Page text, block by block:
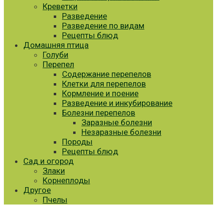
Креветки
Разведение
Разведение по видам
Рецепты блюд
Домашняя птица
Голуби
Перепел
Содержание перепелов
Клетки для перепелов
Кормление и поение
Разведение и инкубирование
Болезни перепелов
Заразные болезни
Незаразные болезни
Породы
Рецепты блюд
Сад и огород
Злаки
Корнеплоды
Другое
Пчелы